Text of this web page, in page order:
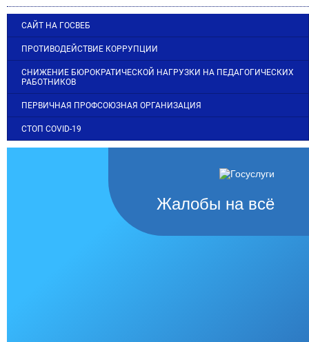
САЙТ НА ГОСВЕБ
ПРОТИВОДЕЙСТВИЕ КОРРУПЦИИ
СНИЖЕНИЕ БЮРОКРАТИЧЕСКОЙ НАГРУЗКИ НА ПЕДАГОГИЧЕСКИХ
РАБОТНИКОВ
ПЕРВИЧНАЯ ПРОФСОЮЗНАЯ ОРГАНИЗАЦИЯ
СТОП COVID-19
Жалобы на всё